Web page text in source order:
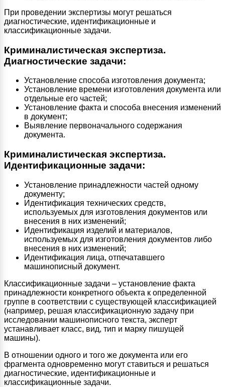
При проведении экспертизы могут решаться
диагностические, идентификационные и
классификационные задачи.
Криминалистическая экспертиза.
Диагностические задачи:
Установление способа изготовления документа;
Установление времени изготовления документа или
отдельные его частей;
Установление факта и способа внесения изменений
в документ;
Выявление первоначального содержания
документа.
Криминалистическая экспертиза.
Идентификационные задачи:
Установление принадлежности частей одному
документу;
Идентификация технических средств,
используемых для изготовления документов или
внесения в них изменений;
Идентификация изделий и материалов,
используемых для изготовления документов либо
внесения в них изменений;
Идентификация лица, отпечатавшего
машинописный документ.
Классификационные задачи – установление факта
принадлежности конкретного объекта к определенной
группе в соответствии с существующей классификацией
(например, решая классификационную задачу при
исследовании машинописного текста, эксперт
устанавливает класс, вид, тип и марку пишущей
машины).
В отношении одного и того же документа или его
фрагмента одновременно могут ставиться и решаться
диагностические, идентификационные и
классификационные задачи.